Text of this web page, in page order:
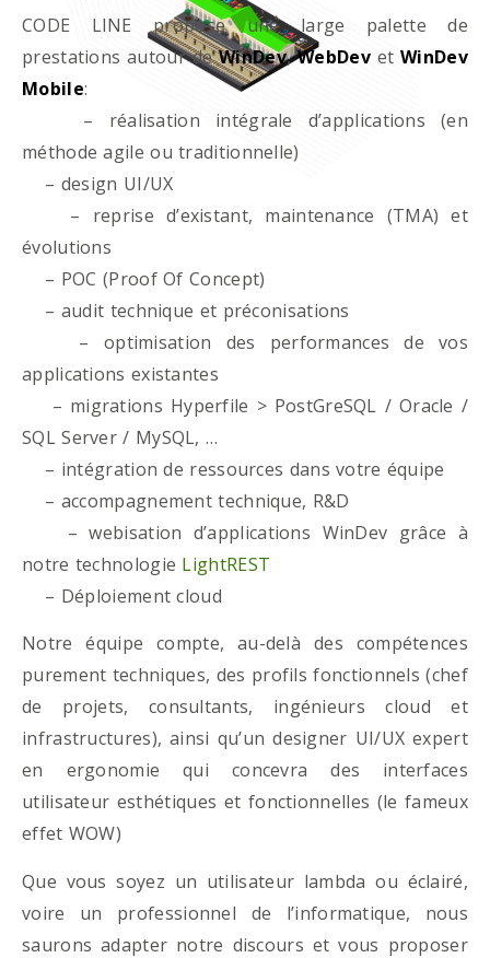
CODE LINE propose une large palette de
prestations autour deWinDev,WebDevet WinDev
Mobile:
– réalisation intégrale d’applications (en
méthode agile ou traditionnelle)
– design UI/UX
– reprise d’existant, maintenance (TMA) et
évolutions
– POC (Proof Of Concept)
– audit technique et préconisations
– optimisation des performances de vos
applications existantes
– migrations Hyperfile > PostGreSQL / Oracle /
SQL Server / MySQL, …
– intégration de ressources dans votre équipe
– accompagnement technique, R&D
– webisation d’applications WinDev grâce à
notre technologie LightREST
– Déploiement cloud
Notre équipe compte, au-delà des compétences
purement techniques, des profils fonctionnels (chef
de projets, consultants, ingénieurs cloud et
infrastructures), ainsi qu’un designer UI/UX expert
en ergonomie qui concevra des interfaces
utilisateur esthétiques et fonctionnelles (le fameux
effet WOW)
Que vous soyez un utilisateur lambda ou éclairé,
voire un professionnel de l’informatique, nous
saurons adapter notre discours et vous proposer